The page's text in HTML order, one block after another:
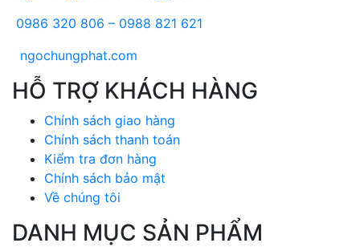
0986 320 806 – 0988 821 621
ngochungphat.com
HỖ TRỢ KHÁCH HÀNG
Chính sách giao hàng
Chính sách thanh toán
Kiểm tra đơn hàng
Chính sách bảo mật
Về chúng tôi
DANH MỤC SẢN PHẨM